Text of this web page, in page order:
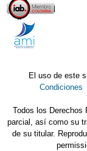
El uso de este
Condiciones
Todos los Derechos
parcial, así como su
de su titular.